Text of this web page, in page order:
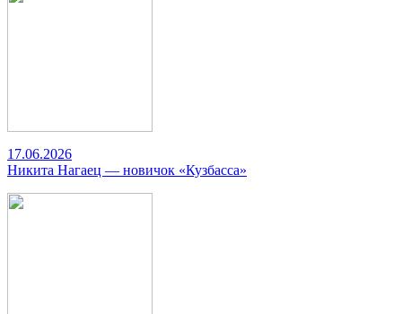
17.06.2026
Никита Нагаец — новичок «Кузбасса»